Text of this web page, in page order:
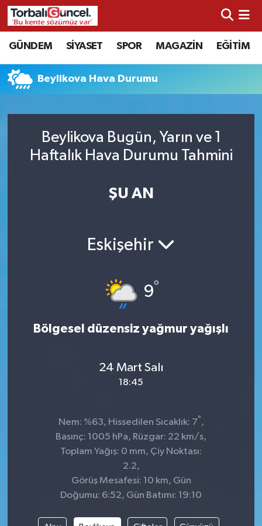
GÜNDEM SİYASET SPOR MAGAZİN EĞİTİM
Beylikova Hava Durumu
Beylikova Bugün, Yarın ve 1
Haftalık Hava Durumu Tahmini
ŞU AN
Eskişehir
9°
Bölgesel düzensiz yağmur yağışlı
24 Mart Salı
18:45
Nem: %63, Hissedilen Sıcaklık: 7° ,
Basınç: 1005 hPa, Rüzgar: 22 km/s,
Toplam Yağış: 0 mm, Çiy Noktası:
2.2,
Görüş Mesafesi: 10 km, Gün
Doğumu: 6:52, Gün Batımı: 19:10
İzmir Nöbetçi Eczaneler
İzmir Hava Durumu
İzmir Trafik Yoğunluk Haritası
Süper Lig Puan Durumu ve Fikstür